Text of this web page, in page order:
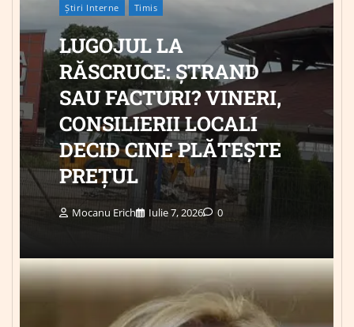
Știri Interne Timis
LUGOJUL LA
RĂSCRUCE: ȘTRAND
SAU FACTURI? VINERI,
CONSILIERII LOCALI
DECID CINE PLĂTEȘTE
PREȚUL
Mocanu Erich Iulie 7, 2026 0